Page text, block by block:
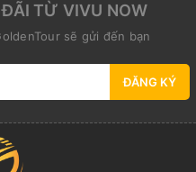
TỪ VIVU NOW
sẽ gửi đến bạn
ĐĂNG KÝ